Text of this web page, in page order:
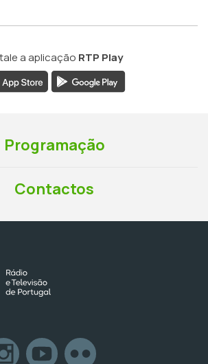
a aplicação RTP Play
Programação
Contactos